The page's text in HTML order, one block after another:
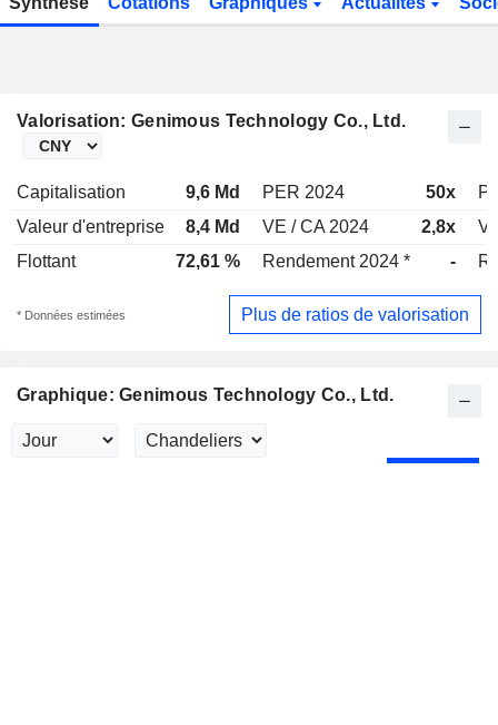
Valorisation: Genimous Technology Co., Ltd.
Capitalisation 9,6 Md PER 2024 50x
Valeur d'entreprise
8,4 Md VE / CA 2024 2,8x
Flottant
72,61 % Rendement 2024 * -
* Données estimées Plus de ratios de valorisation
Graphique: Genimous Technology Co., Ltd.